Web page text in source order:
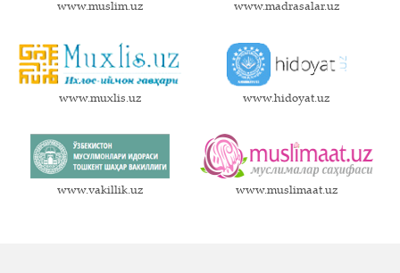
www.muslim.uz www.madrasalar.uz
www.muxlis.uz www.hidoyat.uz
www.vakillik.uz www.muslimaat.uz